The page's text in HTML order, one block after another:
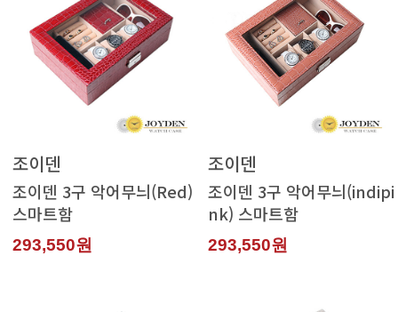
조이덴
스마트함
293,550원
조이덴
nk) 스마트함
293,550원